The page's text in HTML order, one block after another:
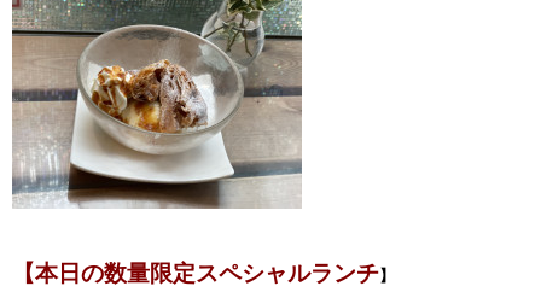
【本日の数量限定スペシャルランチ】